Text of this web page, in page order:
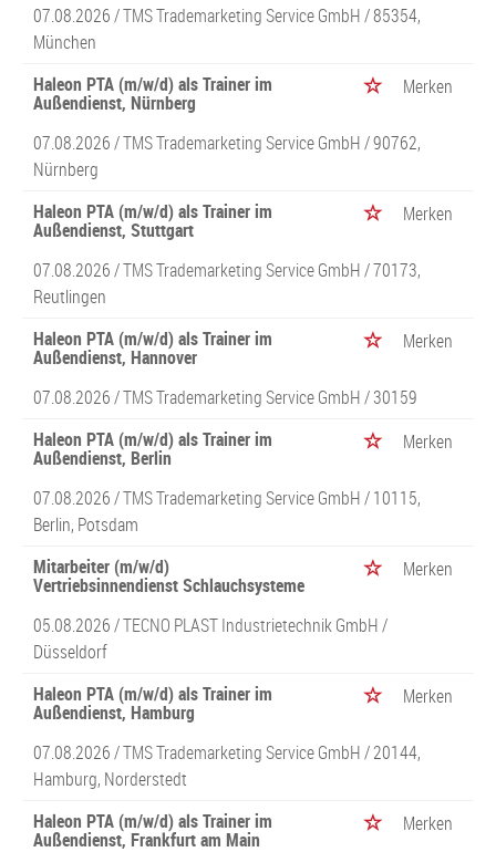
07.08.2026 /TMS Trademarketing Service GmbH/ 85354,
München
Haleon PTA (m/w/d) als Trainer im
Außendienst, Nürnberg
Merken
07.08.2026 /TMS Trademarketing Service GmbH/ 90762,
Nürnberg
Haleon PTA (m/w/d) als Trainer im
Außendienst, Stuttgart
Merken
07.08.2026 /TMS Trademarketing Service GmbH/ 70173,
Reutlingen
Haleon PTA (m/w/d) als Trainer im
Außendienst, Hannover
Merken
07.08.2026 /TMS Trademarketing Service GmbH/ 30159
Haleon PTA (m/w/d) als Trainer im
Außendienst, Berlin
Merken
07.08.2026 /TMS Trademarketing Service GmbH/ 10115,
Berlin, Potsdam
Mitarbeiter (m/w/d)
Vertriebsinnendienst Schlauchsysteme
Merken
05.08.2026 /TECNO PLAST Industrietechnik GmbH/
Düsseldorf
Haleon PTA (m/w/d) als Trainer im
Außendienst, Hamburg
Merken
07.08.2026 /TMS Trademarketing Service GmbH/ 20144,
Hamburg, Norderstedt
Haleon PTA (m/w/d) als Trainer im
Außendienst, Frankfurt am Main
Merken